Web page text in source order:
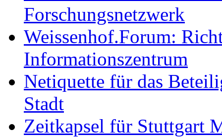
Forschungsnetzwerk
Weissenhof.Forum:
Informationszentrum
Netiquette für das
Stadt
Zeitkapsel für Stuttgart